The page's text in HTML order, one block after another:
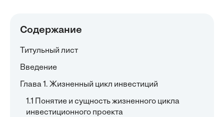
Содержание
Титульный лист
Введение
Глава 1. Жизненный цикл инвестиций
1.1 Понятие и сущность жизненного цикла
инвестиционного проекта